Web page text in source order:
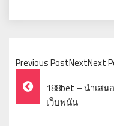
Previous PostNextNext
Post
Navigation
188bet – นำเส
เว็บพนัน